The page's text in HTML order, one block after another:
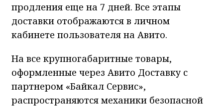
продления еще на 7 дней. Все этапы
доставки отображаются в личном
кабинете пользователя на Авито.
На все крупногабаритные товары,
оформленные через Авито Доставку с
партнером «Байкал Сервис»,
распространяются механики безопасной